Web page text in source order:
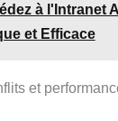
à l'Intranet
et Efficace
et